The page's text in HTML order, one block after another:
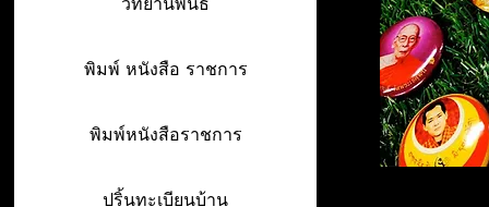
พิมพ์ หนังสือ ราชการ
พิมพ์หนังสือราชการ
ปริ้นทะเบียนบ้าน